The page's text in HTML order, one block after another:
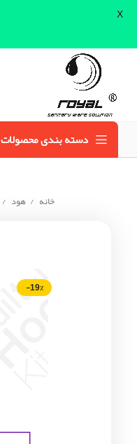
دسته بندی محصولات
خانه هود
-19%
X